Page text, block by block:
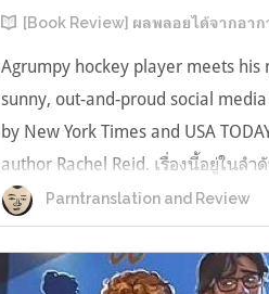
[Book Review] ผลพลอยได้จากอาการ book hangover หลังอ่าน
Agrumpy hockey player meets his
sunny, out-and-proud social
by New York Times and USA
author Rachel Reid. เรื่องนี้อยู่ในล
รีส์ Game Changer แต่เป็นเรื่องที่ 3
อ่าน เพราะเห็นว่าเป็นเรื่องในไทม์ไ
TheLong Game ประกอบกั...
Parntranslation and Review